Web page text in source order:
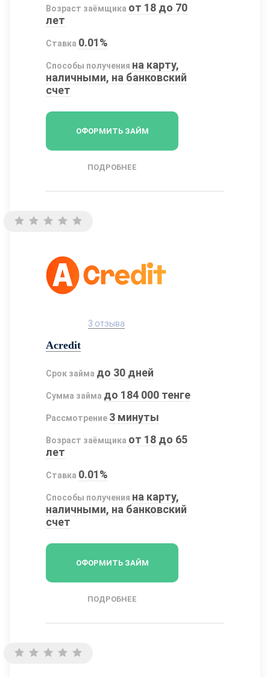
Возраст заёмщика от 18 до 70
лет
Ставка 0.01%
Способы получения на карту,
наличными, на банковский
счет
ОФОРМИТЬ ЗАЙМ
ПОДРОБНЕЕ
3 отзыва
Acredit
Срок займа до 30 дней
Сумма займа до 184 000 тенге
Рассмотрение 3 минуты
Возраст заёмщика от 18 до 65
лет
Ставка 0.01%
Способы получения на карту,
наличными, на банковский
счет
ОФОРМИТЬ ЗАЙМ
ПОДРОБНЕЕ